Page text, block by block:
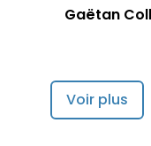
Gaëtan
Voir plus